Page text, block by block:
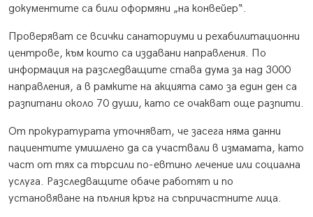
документите са били оформяни „на конвейер“.
Проверяват се всички санаториуми и рехабилитационни
центрове, към които са издавани направления. По
информация на разследващите става дума за над 3000
направления, а в рамките на акцията само за един ден са
разпитани около 70 души, като се очакват още разпити.
От прокуратурата уточняват, че засега няма данни
пациентите умишлено да са участвали в измамата, като
част от тях са търсили по-евтино лечение или социална
услуга. Разследващите обаче работят и по
установяване на пълния кръг на съпричастните лица.